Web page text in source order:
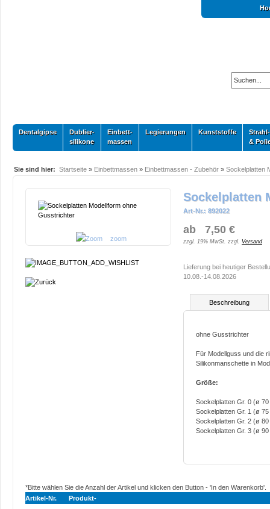
Dentalgipse
Dublier-
silikone
Einbett-
massen
Legierungen Kunststoffe
Strahl-
&
Sie sind hier: Startseite » Einbettmassen » Einbettmassen - Zubehör » Sockelplatten
zoom
Sockelplatten
Art-Nr.: 892022
ab 7,50 €
zzgl. 19% MwSt. zzgl. Versand
Lieferung bei heutiger
10.08.-14.08.2026
Beschreibung
ohne Gusstrichter
Für Modellguss und die
Silikonmanschette in
Größe:
Sockelplatten Gr. 0 (ø
Sockelplatten Gr. 1 (ø
Sockelplatten Gr. 2 (ø
Sockelplatten Gr. 3 (ø
*Bitte wählen Sie die Anzahl der Artikel und klicken den Button - 'In den Warenkorb'.
Artikel-Nr.
Produkt-